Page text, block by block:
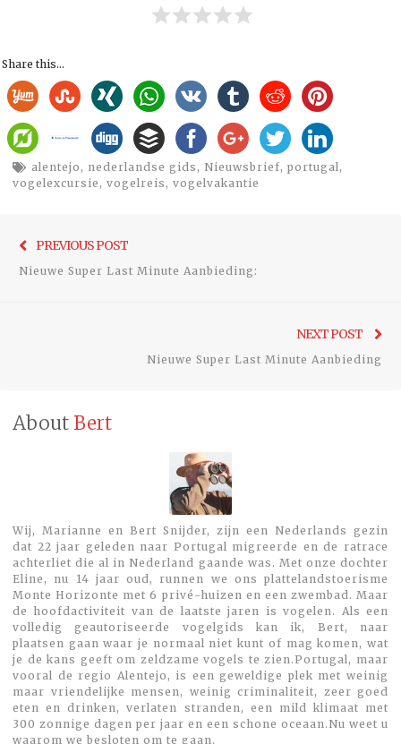
Share this...
alentejo , nederlandse gids , Nieuwsbrief, portugal ,
vogelexcursie , vogelreis , vogelvakantie
navigatie
PREVIOUS POST
Nieuwe Super Last Minute Aanbieding:
NEXT POST
Nieuwe Super Last Minute Aanbieding
About Bert
Wij, Marianne en Bert Snijder, zijn een Nederlands gezin
dat 22 jaar geleden naar Portugal migreerde en de ratrace
achterliet die al in Nederland gaande was. Met onze dochter
Eline, nu 14 jaar oud, runnen we ons plattelandstoerisme
Monte Horizonte met 6 privé-huizen en een zwembad. Maar
de hoofdactiviteit van de laatste jaren is vogelen. Als een
volledig geautoriseerde vogelgids kan ik, Bert, naar
plaatsen gaan waar je normaal niet kunt of mag komen, wat
je de kans geeft om zeldzame vogels te zien.Portugal, maar
vooral de regio Alentejo, is een geweldige plek met weinig
maar vriendelijke mensen, weinig criminaliteit, zeer goed
eten en drinken, verlaten stranden, een mild klimaat met
300 zonnige dagen per jaar en een schone oceaan.Nu weet u
waarom we besloten om te gaan.